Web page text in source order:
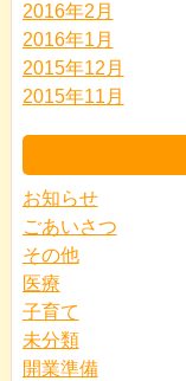
2016年2月
2016年1月
2015年12月
2015年11月
お知らせ
ごあいさつ
その他
医療
子育て
未分類
開業準備